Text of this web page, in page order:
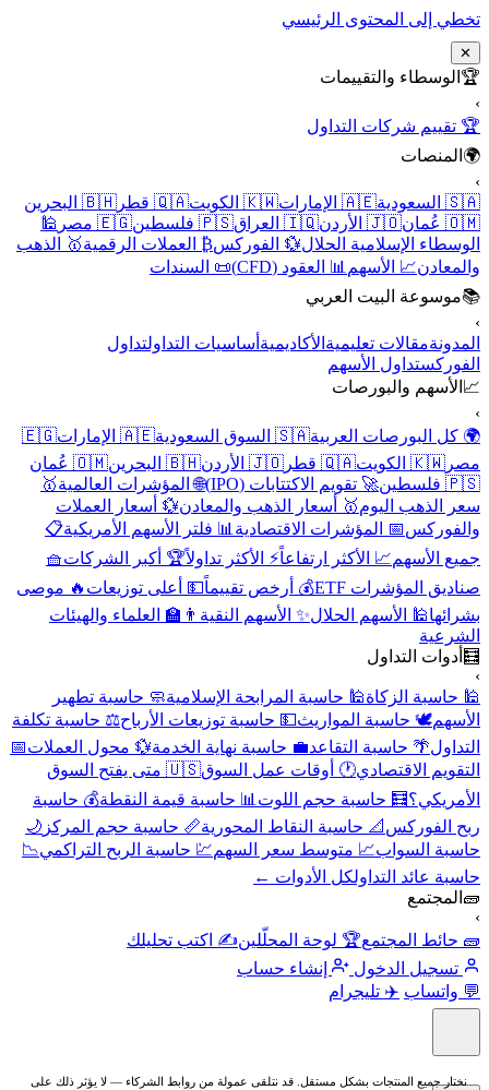
تخطي إلى المحتوى الرئيسي
✕
🏆 الوسطاء والتقييمات
›
🏆 تقييم شركات التداول
🌍 المنصات
›
🇸🇦 السعودية
🇦🇪 الإمارات 🇰🇼 الكويت 🇶🇦 قطر
🇧🇭 البحرين
🇴🇲 عُمان
🇯🇴 الأردن 🇮🇶 العراق 🇵🇸 فلسطين 🇪🇬 مصر
🕌
الوسطاء الإسلامية الحلال💱 الفوركس₿ العملات الرقمية🥇 الذهب
والمعادن📈 الأسهم 📊 العقود (CFD)
📜 السندات
📚موسوعة البيت العربي
›
المدونةمقالات تعليمية الأكاديمية أساسيات التداولتداول
الفوركستداول الأسهم
📈 الأسهم والبورصات
›
🌍 كل البورصات العربية🇸🇦 السوق السعودية 🇦🇪 الإمارات
🇪🇬
مصر 🇰🇼 الكويت 🇶🇦 قطر 🇯🇴 الأردن 🇧🇭 البحرين
🇴🇲 عُمان
🇵🇸 فلسطين
🚀 تقويم الاكتتابات (IPO) 🌐 المؤشرات العالمية🥇
سعر الذهب اليوم🥇 أسعار الذهب والمعادن💱 أسعار العملات
والفوركس📅 المؤشرات الاقتصادية 📊 فلتر الأسهم الأمريكية📋
جميع الأسهم📈 الأكثر ارتفاعاً⚡ الأكثر تداولاً🏆 أكبر الشركات🧺
صناديق المؤشرات ETF
💰 أرخص تقييماً💵 أعلى توزيعات 🔥 موصى
بشرائها🕌 الأسهم الحلال✨ الأسهم النقية 👨‍🏫 العلماء والهيئات
الشرعية
🧮 أدوات التداول
›
🕌 حاسبة الزكاة🕌 حاسبة المرابحة الإسلامية🧼 حاسبة تطهير
الأسهم🕊️ حاسبة المواريث💵 حاسبة توزيعات الأرباح⚖️ حاسبة تكلفة
التداول🌴 حاسبة التقاعد💼 حاسبة نهاية الخدمة💱 محول العملات📅
التقويم الاقتصادي🕐 أوقات عمل السوق
🇺🇸 متى يفتح السوق
الأمريكي؟🧮 حاسبة حجم اللوت 📊 حاسبة قيمة النقطة💰 حاسبة
ربح الفوركس 📐 حاسبة النقاط المحورية📏 حاسبة حجم المركز 🌙
حاسبة السواب📈 متوسط سعر السهم💹 حاسبة الربح التراكمي📉
حاسبة عائد التداولكل الأدوات ←
🧱 المجتمع
›
🧱 حائط المجتمع🏆 لوحة المحلّلين✍️ اكتب تحليلك
تسجيل الدخول
إنشاء حساب
💬 واتساب ✈️ تليجرام
نختار جميع المنتجات بشكل مستقل. قد نتلقى عمولة من روابط الشركاء — لا يؤثر ذلك على